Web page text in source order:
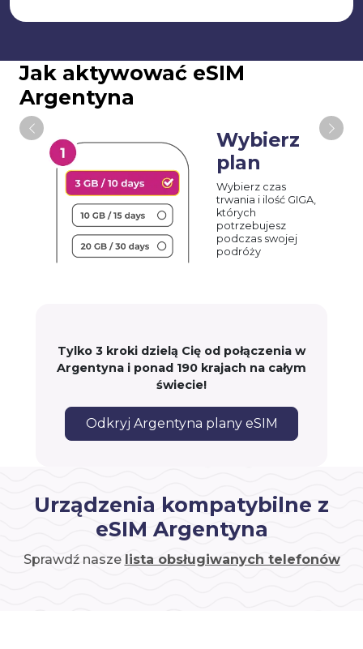
Jak aktywować eSIM
Argentyna
Wybierz
plan
Wybierz czas
trwania i ilość GIGA,
których
potrzebujesz
podczas swojej
podróży
Tylko 3 kroki dzielą Cię od połączenia w
Argentyna i ponad 190 krajach na całym
świecie!
Odkryj Argentyna plany eSIM
Urządzenia kompatybilne z
eSIM Argentyna
Sprawdź nasze lista obsługiwanych telefonów